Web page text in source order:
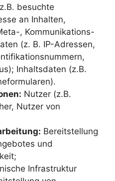
besuchte
an Inhalten,
, Kommunikations-
(z. B. IP-Adressen,
Inhaltsdaten (z.B.
Nutzer (z.B.
Nutzer von
Bereitstellung
und
Infrastruktur